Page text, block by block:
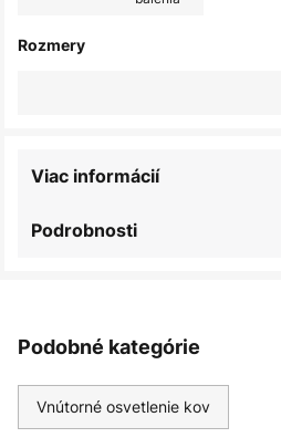
Rozmery
Podrobnosti
Viac informácií
Podobné kategórie
Vnútorné osvetlenie kov